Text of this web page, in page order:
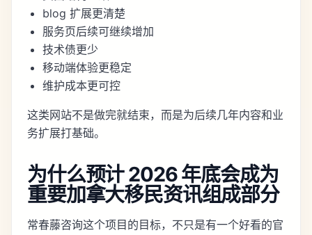
blog 扩展更清楚
服务页后续可继续增加
技术债更少
移动端体验更稳定
维护成本更可控
这类网站不是做完就结束，而是为后续几年内容和业
务扩展打基础。
为什么预计 2026 年底会成为
重要加拿大移民资讯组成部分
常春藤咨询这个项目的目标，不只是有一个好看的官